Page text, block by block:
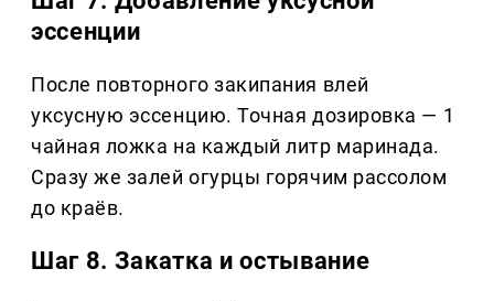
эссенции
После повторного закипания влей
уксусную эссенцию. Точная дозировка — 1
чайная ложка на каждый литр маринада.
Сразу же залей огурцы горячим рассолом
до краёв.
Шаг 8. Закатка и остывание